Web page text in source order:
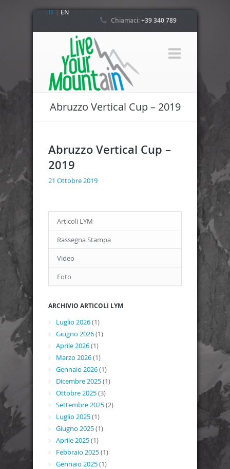
IT|EN
Chiamaci:+39 340 789
Abruzzo Vertical Cup – 2019
Abruzzo Vertical Cup –
2019
21 Ottobre 2019
Articoli LYM
Rassegna Stampa
Video
Foto
ARCHIVIO ARTICOLI LYM
Luglio 2026(1)
Giugno 2026(1)
Aprile 2026(1)
Marzo 2026(1)
Gennaio 2026(1)
Dicembre 2025(1)
Ottobre 2025(3)
Settembre 2025(2)
Luglio 2025(1)
Giugno 2025(1)
Aprile 2025(1)
Febbraio 2025(1)
Gennaio 2025(1)